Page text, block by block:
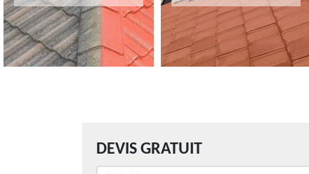
DEVIS GRATUIT